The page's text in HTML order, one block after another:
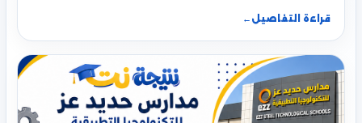
قراءة التفاصيل ←